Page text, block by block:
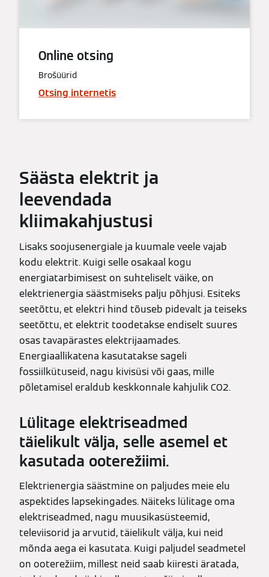
Online otsing
Brošüürid
Otsing internetis
Säästa elektrit ja
leevendada
kliimakahjustusi
Lisaks soojusenergiale ja kuumale veele vajab
kodu elektrit. Kuigi selle osakaal kogu
energiatarbimisest on suhteliselt väike, on
elektrienergia säästmiseks palju põhjusi. Esiteks
seetõttu, et elektri hind tõuseb pidevalt ja teiseks
seetõttu, et elektrit toodetakse endiselt suures
osas tavapärastes elektrijaamades.
Energiaallikatena kasutatakse sageli
fossiilkütuseid, nagu kivisüsi või gaas, mille
põletamisel eraldub keskkonnale kahjulik CO2.
Lülitage elektriseadmed
täielikult välja, selle asemel et
kasutada ooterežiimi.
Elektrienergia säästmine on paljudes meie elu
aspektides lapsekingades. Näiteks lülitage oma
elektriseadmed, nagu muusikasüsteemid,
televiisorid ja arvutid, täielikult välja, kui neid
mõnda aega ei kasutata. Kuigi paljudel seadmetel
on ooterežiim, millest neid saab kiiresti äratada,